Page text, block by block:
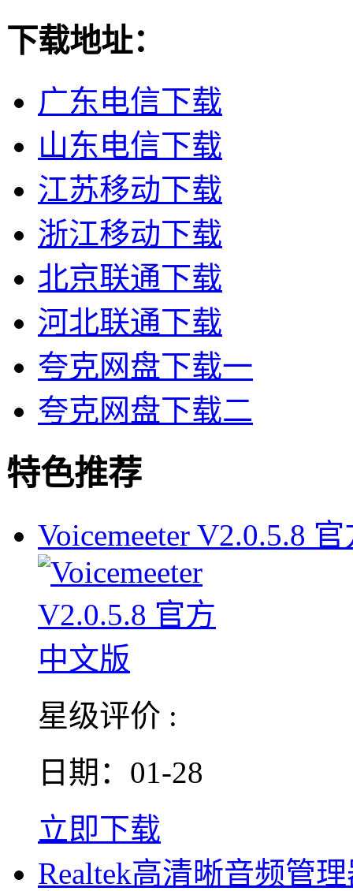
下载地址：
广东电信下载
山东电信下载
江苏移动下载
浙江移动下载
北京联通下载
河北联通下载
夸克网盘下载一
夸克网盘下载二
特色推荐
Voicemeeter V2.0.5.8
星级评价 :
日期：01-28
立即下载
Realtek高清晰音频管